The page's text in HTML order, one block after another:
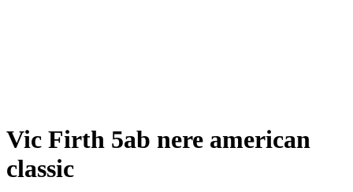
Vic Firth 5ab nere american
classic